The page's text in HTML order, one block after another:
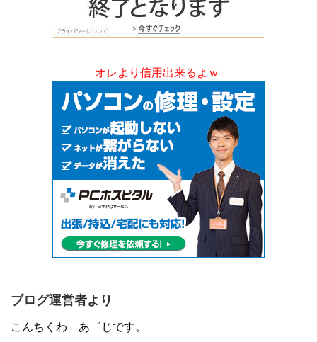
オレより信用出来るよｗ
ブログ運営者より
こんちくわ あ゛じです。